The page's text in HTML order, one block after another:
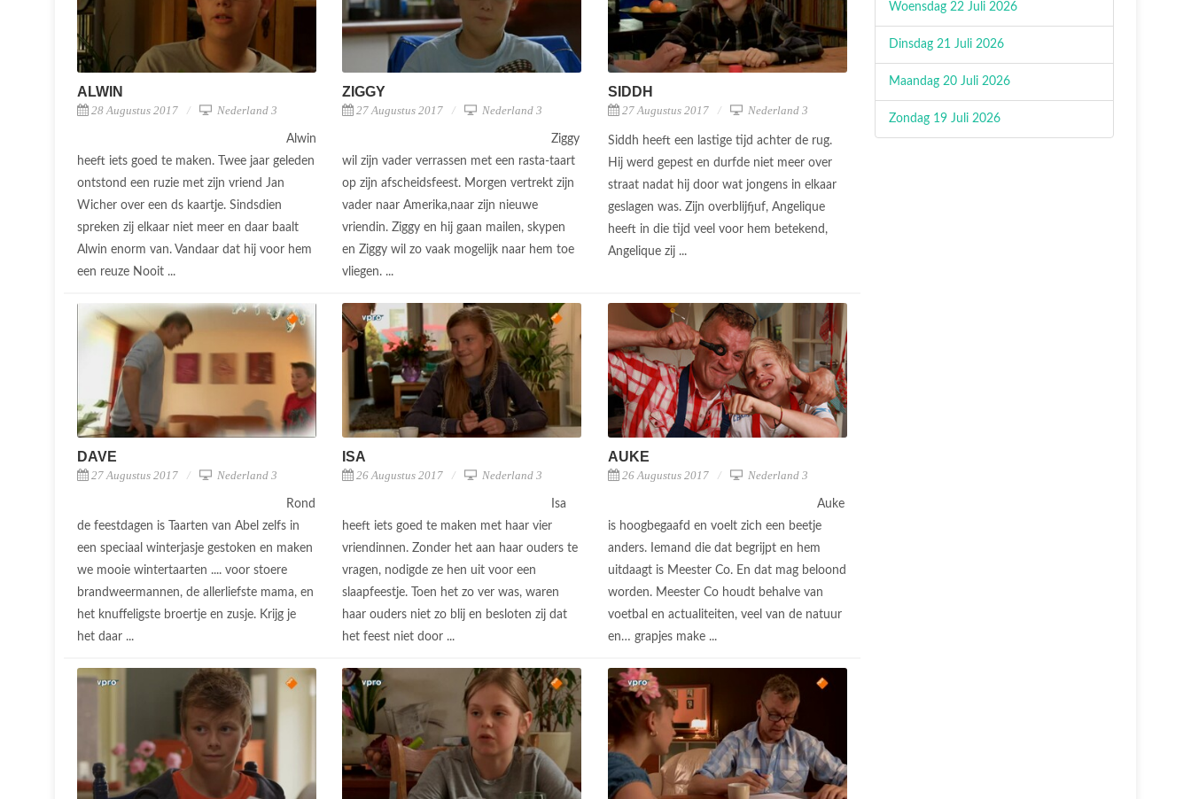
ALWIN
28 Augustus 2017 Nederland 3
Alwin
heeft iets goed te maken. Twee jaar geleden
ontstond een ruzie met zijn vriend Jan
Wicher over een ds kaartje. Sindsdien
spreken zij elkaar niet meer en daar baalt
Alwin enorm van. Vandaar dat hij voor hem
een reuze Nooit ...
ZIGGY
27 Augustus 2017 Nederland 3
Ziggy
wil zijn vader verrassen met een rasta-taart
op zijn afscheidsfeest. Morgen vertrekt zijn
vader naar Amerika,naar zijn nieuwe
vriendin. Ziggy en hij gaan mailen, skypen
en Ziggy wil zo vaak mogelijk naar hem toe
vliegen. ...
SIDDH
27 Augustus 2017 Nederland 3
Siddh heeft een lastige tijd achter de rug.
Hij werd gepest en durfde niet meer over
straat nadat hij door wat jongens in elkaar
geslagen was. Zijn overblijfjuf, Angelique
heeft in die tijd veel voor hem betekend,
Angelique zij ...
DAVE
27 Augustus 2017 Nederland 3
Rond
de feestdagen is Taarten van Abel zelfs in
een speciaal winterjasje gestoken en maken
we mooie wintertaarten .... voor stoere
brandweermannen, de allerliefste mama, en
het knuffeligste broertje en zusje. Krijg je
het daar ...
ISA
26 Augustus 2017 Nederland 3
Isa
heeft iets goed te maken met haar vier
vriendinnen. Zonder het aan haar ouders te
vragen, nodigde ze hen uit voor een
slaapfeestje. Toen het zo ver was, waren
haar ouders niet zo blij en besloten zij dat
het feest niet door ...
AUKE
26 Augustus 2017 Nederland 3
Auke
is hoogbegaafd en voelt zich een beetje
anders. Iemand die dat begrijpt en hem
uitdaagt is Meester Co. En dat mag beloond
worden. Meester Co houdt behalve van
voetbal en actualiteiten, veel van de natuur
en… grapjes make ...
Woensdag 22 Juli 2026
Dinsdag 21 Juli 2026
Maandag 20 Juli 2026
Zondag 19 Juli 2026